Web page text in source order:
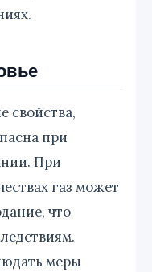
свойства,
при
При
газ может
что
меры